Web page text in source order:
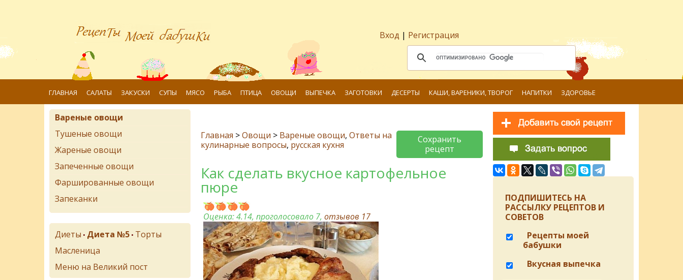
Вход | Регистрация
ГЛАВНАЯ САЛАТЫ ЗАКУСКИ СУПЫ МЯСО РЫБА ПТИЦА ОВОЩИ ВЫПЕЧКА ЗАГОТОВКИ ДЕСЕРТЫ КАШИ, ВАРЕНИКИ, ТВОРОГ НАПИТКИ ЗДОРОВЬЕ
Главная >Овощи > Вареные овощи, Ответы на
кулинарные вопросы, русская кухня
Сохранить
рецепт
Как сделать вкусное картофельное
пюре
Оценка:4.14, проголосовало 7, отзывов 17
Вареные овощи
Тушеные овощи
Жареные овощи
Запеченные овощи
Фаршированные овощи
Запеканки
Диеты • Диета №5 • Торты
Масленица
Меню на Великий пост
ПОДПИШИТЕСЬ НА
РАССЫЛКУ РЕЦЕПТОВ И
СОВЕТОВ
Рецепты моей
бабушки
Вкусная выпечка